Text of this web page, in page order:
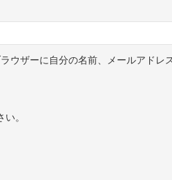
ウザーに自分の名前、メールアドレ
。